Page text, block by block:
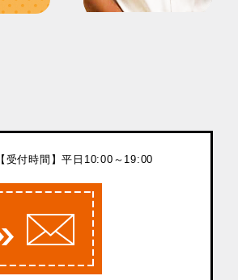
【受付時間】平日10:00～19:00